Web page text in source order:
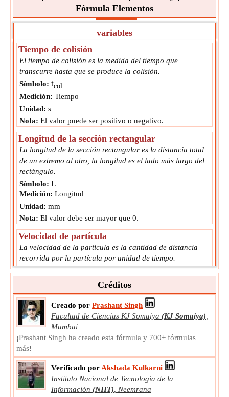
Fórmula Elementos
variables
Tiempo de colisión
El tiempo de colisión es la medida del tiempo que
transcurre hasta que se produce la colisión.
Símbolo: tcol
Medición: Tiempo
Unidad: s
Nota: El valor puede ser positivo o negativo.
Longitud de la sección rectangular
La longitud de la sección rectangular es la distancia total
de un extremo al otro, la longitud es el lado más largo del
rectángulo.
Símbolo: L
Medición: Longitud
Unidad: mm
Nota: El valor debe ser mayor que 0.
Velocidad de partícula
La velocidad de la partícula es la cantidad de distancia
recorrida por la partícula por unidad de tiempo.
Símbolo: u
Unidad:m/s
Nota:El valor puede ser positivo o negativo.
Créditos
Creado por Prashant Singh
Facultad de Ciencias KJ Somaiya (KJ Somaiya)
Mumbai
¡Prashant Singh ha creado esta fórmula y 700+ fórmulas
más!
Verificado por Akshada Kulkarni
Instituto Nacional de Tecnología de la
Información (NIIT)
Neemrana